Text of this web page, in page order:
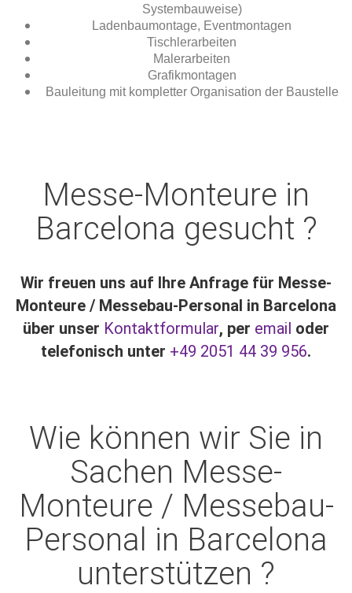
Systembauweise)
Ladenbaumontage, Eventmontagen
Tischlerarbeiten
Malerarbeiten
Grafikmontagen
Bauleitung mit kompletter Organisation der Baustelle
Messe-Monteure in
Barcelona gesucht ?
Wir freuen uns auf Ihre Anfrage für Messe-
Monteure / Messebau-Personal in Barcelona
über unser Kontaktformular, per email oder
telefonisch unter +49 2051 44 39 956.
Wie können wir Sie in
Sachen Messe-
Monteure / Messebau-
Personal in Barcelona
unterstützen ?